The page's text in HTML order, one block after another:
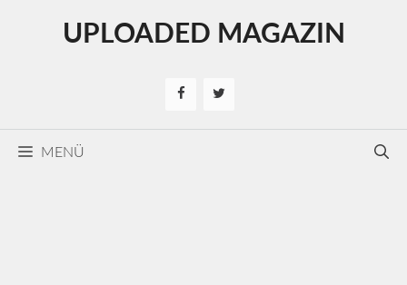
UPLOADED MAGAZIN
MENÜ